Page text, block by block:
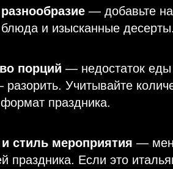
— добавьте на
и изысканные десерты.
порций — недостаток еды
Учитывайте
праздника.
стиль мероприятия —
праздника. Если это